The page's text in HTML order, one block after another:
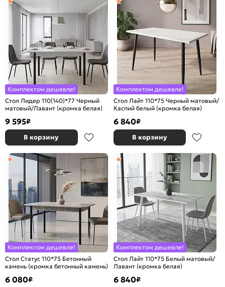
Комплектом дешевле!
Стол Лидер 110(140)*77 Черный
матовый/Лавант (кромка белая)
9 595₽
В корзину
Комплектом дешевле!
Стол Лайт 110*75 Черный матовый/
Каспий белый (кромка белая)
6 840₽
В корзину
Комплектом дешевле!
Стол Статус 110*75 Бетонный
камень (кромка бетонный камень)
6 080₽
Комплектом дешевле!
Стол Лайт 110*75 Белый матовый/
Лавант (кромка белая)
6 840₽